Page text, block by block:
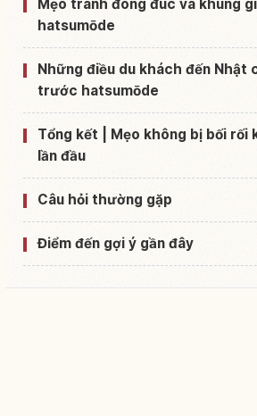
Mẹo tránh đông đúc và khung
hatsumōde
Những điều du khách đến Nhật
trước hatsumōde
Tổng kết | Mẹo không bị bối rối
lần đầu
Câu hỏi thường gặp
Điểm đến gợi ý gần đây